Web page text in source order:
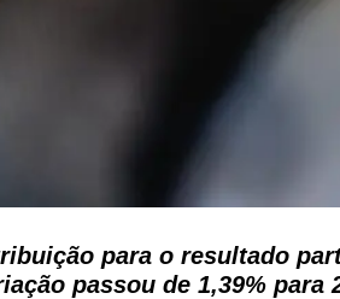
para o resultado
passou de 1,39% para